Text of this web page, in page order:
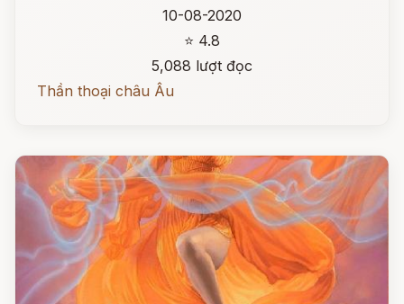
10-08-2020
⭐ 4.8
5,088 lượt đọc
Thần thoại châu Âu